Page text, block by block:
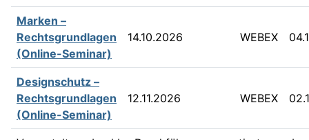
Marken –
Rechtsgrundlagen
(Online-Seminar)
14.10.2026 WEBEX
Designschutz –
Rechtsgrundlagen
(Online-Seminar)
12.11.2026 WEBEX